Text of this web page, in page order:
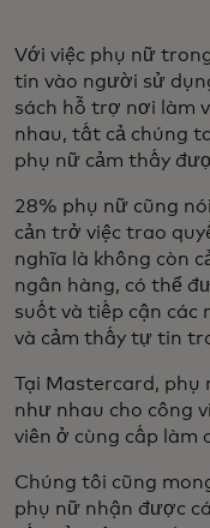
Với việc phụ nữ
tin vào người sử
sách hỗ trợ nơi làm
nhau, tất cả chúng
phụ nữ cảm thấy
28% phụ nữ cũng
cản trở việc trao
nghĩa là không còn
ngân hàng, có thể
suốt và tiếp cận các
và cảm thấy tự tin
Tại Mastercard,
như nhau cho công
viên ở cùng cấp làm
Chúng tôi cũng
phụ nữ nhận được